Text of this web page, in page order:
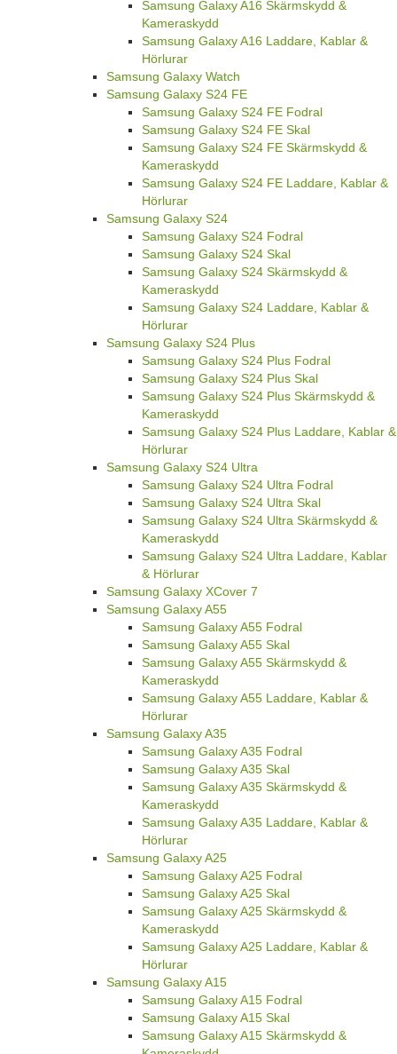
Samsung Galaxy A16 Skärmskydd &
Kameraskydd
Samsung Galaxy A16 Laddare, Kablar &
Hörlurar
Samsung Galaxy Watch
Samsung Galaxy S24 FE
Samsung Galaxy S24 FE Fodral
Samsung Galaxy S24 FE Skal
Samsung Galaxy S24 FE Skärmskydd &
Kameraskydd
Samsung Galaxy S24 FE Laddare, Kablar &
Hörlurar
Samsung Galaxy S24
Samsung Galaxy S24 Fodral
Samsung Galaxy S24 Skal
Samsung Galaxy S24 Skärmskydd &
Kameraskydd
Samsung Galaxy S24 Laddare, Kablar &
Hörlurar
Samsung Galaxy S24 Plus
Samsung Galaxy S24 Plus Fodral
Samsung Galaxy S24 Plus Skal
Samsung Galaxy S24 Plus Skärmskydd &
Kameraskydd
Samsung Galaxy S24 Plus Laddare, Kablar &
Hörlurar
Samsung Galaxy S24 Ultra
Samsung Galaxy S24 Ultra Fodral
Samsung Galaxy S24 Ultra Skal
Samsung Galaxy S24 Ultra Skärmskydd &
Kameraskydd
Samsung Galaxy S24 Ultra Laddare, Kablar
& Hörlurar
Samsung Galaxy XCover 7
Samsung Galaxy A55
Samsung Galaxy A55 Fodral
Samsung Galaxy A55 Skal
Samsung Galaxy A55 Skärmskydd &
Kameraskydd
Samsung Galaxy A55 Laddare, Kablar &
Hörlurar
Samsung Galaxy A35
Samsung Galaxy A35 Fodral
Samsung Galaxy A35 Skal
Samsung Galaxy A35 Skärmskydd &
Kameraskydd
Samsung Galaxy A35 Laddare, Kablar &
Hörlurar
Samsung Galaxy A25
Samsung Galaxy A25 Fodral
Samsung Galaxy A25 Skal
Samsung Galaxy A25 Skärmskydd &
Kameraskydd
Samsung Galaxy A25 Laddare, Kablar &
Hörlurar
Samsung Galaxy A15
Samsung Galaxy A15 Fodral
Samsung Galaxy A15 Skal
Samsung Galaxy A15 Skärmskydd &